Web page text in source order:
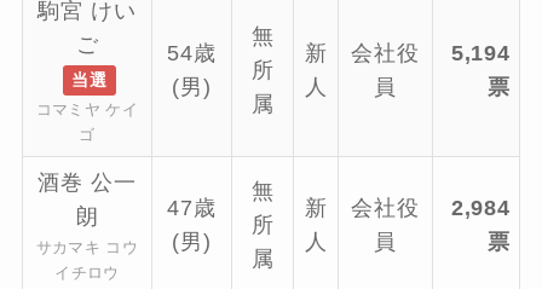
駒宮 けい
ご
当選
コマミヤ ケイ
ゴ
54歳
(男)
無
所
属
新
人
会社役
員
5,194
票
酒巻 公一
朗
サカマキ コウ
イチロウ
47歳
(男)
無
所
属
新
人
会社役
員
2,984
票